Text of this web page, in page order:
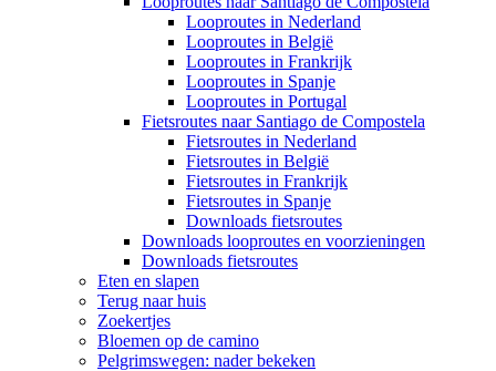
Looproutes in Nederland
Looproutes in België
Looproutes in Frankrijk
Looproutes in Spanje
Looproutes in Portugal
Fietsroutes naar Santiago de Compostela
Fietsroutes in Nederland
Fietsroutes in België
Fietsroutes in Frankrijk
Fietsroutes in Spanje
Downloads fietsroutes
Downloads looproutes en voorzieningen
Downloads fietsroutes
Eten en slapen
Terug naar huis
Zoekertjes
Bloemen op de camino
Pelgrimswegen: nader bekeken